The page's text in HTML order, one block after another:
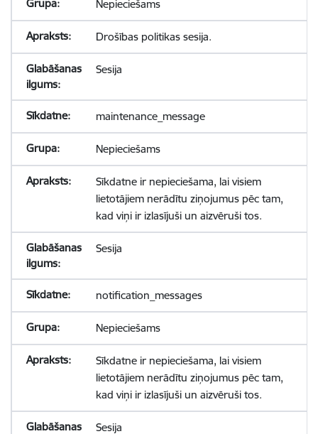
Nepieciešams
Drošības politikas sesija.
Sesija
maintenance_message
Nepieciešams
Sīkdatne ir nepieciešama, lai visiem
lietotājiem nerādītu ziņojumus pēc tam,
kad viņi ir izlasījuši un aizvēruši tos.
Sesija
notification_messages
Nepieciešams
Sīkdatne ir nepieciešama, lai visiem
lietotājiem nerādītu ziņojumus pēc tam,
kad viņi ir izlasījuši un aizvēruši tos.
Sesija